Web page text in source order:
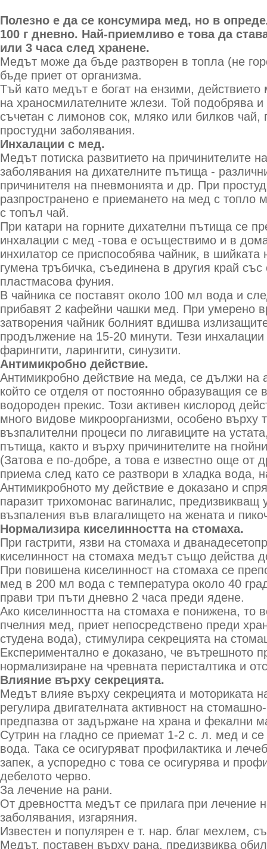
Полезно е да се консумира мед, но в
100 г дневно. Най-приемливо е това да
или 3 часа след хранене.
Медът може да бъде разтворен в топла (не
бъде приет от организма.
Тъй като медът е богат на ензими,
на храносмилателните жлези. Той подобрява
съчетан с лимонов сок, мляко или билков
простудни заболявания.
Инхалации с мед.
Медът потиска развитието на причинителите
заболявания на дихателните пътища -
причинителя на пневмонията и др. При
разпространено е приемането на мед с топло
с топъл чай.
При катари на горните дихателни пътища се
инхалации с мед -това е осъществимо и в
инхилатор се приспособява чайник, в шийката
гумена тръбичка, съединена в другия край
пластмасова фуния.
В чайника се поставят около 100 мл вода и
прибавят 2 кафейни чашки мед. При умерено
затворения чайник болният вдишва
продължение на 15-20 минути. Тези инхалации
фарингити, ларингити, синузити.
Антимикробно действие.
Антимикробно действие на меда, се дължи на
който се отделя от постоянно образуващия се
водороден прекис. Този активен кислород
много видове микроорганизми, особено върху
възпалителни процеси по лигавиците на
пътища, както и върху причинителите на
(Затова е по-добре, а това е известно още от
приема след като се разтвори в хладка вода,
Антимикробното му действие е доказано и
паразит трихомонас вагиналис, предизвикващ
възпаления във влагалището на жената и
Нормализира киселинността на стомаха.
При гастрити, язви на стомаха и
киселинност на стомаха медът също действа
При повишена киселинност на стомаха се
мед в 200 мл вода с температура около 40
прави три пъти дневно 2 часа преди ядене.
Ако киселинността на стомаха е понижена, то
пчелния мед, приет непосредствено преди
студена вода), стимулира секрецията на
Експериментално е доказано, че вътрешното
нормализиране на чревната перисталтика и
Влияние върху секрецията.
Медът влияе върху секрецията и моториката
регулира двигателната активност на
предпазва от задържане на храна и фекални
Сутрин на гладно се приемат 1-2 с. л. мед и
вода. Така се осигуряват профилактика и
запек, а успоредно с това се осигурява и
дебелото черво.
За лечение на рани.
От древността медът се прилага при лечение
заболявания, изгаряния.
Известен и популярен е т. нар. благ мехлем,
Медът, поставен върху рана, предизвиква